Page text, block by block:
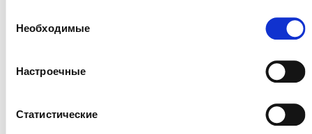
сервисов.
согласия
Необходимые
Настроечные
Статистические
-25%